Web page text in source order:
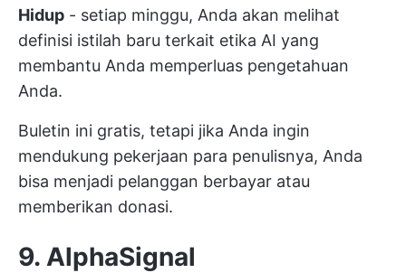
Hidup - setiap minggu, Anda akan melihat
definisi istilah baru terkait etika AI yang
membantu Anda memperluas pengetahuan
Anda.
Buletin ini gratis, tetapi jika Anda ingin
mendukung pekerjaan para penulisnya, Anda
bisa menjadi pelanggan berbayar atau
memberikan donasi.
9. AlphaSignal